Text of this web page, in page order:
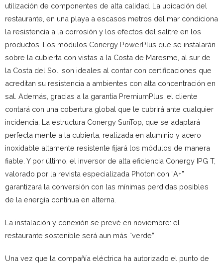
utilización de componentes de alta calidad. La ubicación del
restaurante, en una playa a escasos metros del mar condiciona
la resistencia a la corrosión y los efectos del salitre en los
productos. Los módulos Conergy PowerPlus que se instalarán
sobre la cubierta con vistas a la Costa de Maresme, al sur de
la Costa del Sol, son ideales al contar con certificaciones que
acreditan su resistencia a ambientes con alta concentración en
sal. Además, gracias a la garantía PremiumPlus, el cliente
contará con una cobertura global que le cubrirá ante cualquier
incidencia. La estructura Conergy SunTop, que se adaptará
perfecta mente a la cubierta, realizada en aluminio y acero
inoxidable altamente resistente fijará los módulos de manera
fiable. Y por último, el inversor de alta eficiencia Conergy IPG T,
valorado por la revista especializada Photon con “A+”
garantizará la conversión con las mínimas perdidas posibles
de la energía continua en alterna.
La instalación y conexión se prevé en noviembre: el
restaurante sostenible será aun más “verde”
Una vez que la compañía eléctrica ha autorizado el punto de